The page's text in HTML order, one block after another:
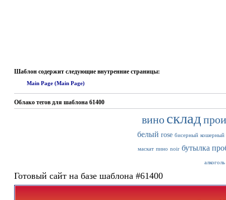
Шаблон содержит следующие внутренние страницы:
Main Page (Main Page)
Облако тегов для шаблона 61400
вино склад
белый rose бисерный кошерный
маскат пино noir бутылка
алкоголь
Готовый сайт на базе шаблона #61400